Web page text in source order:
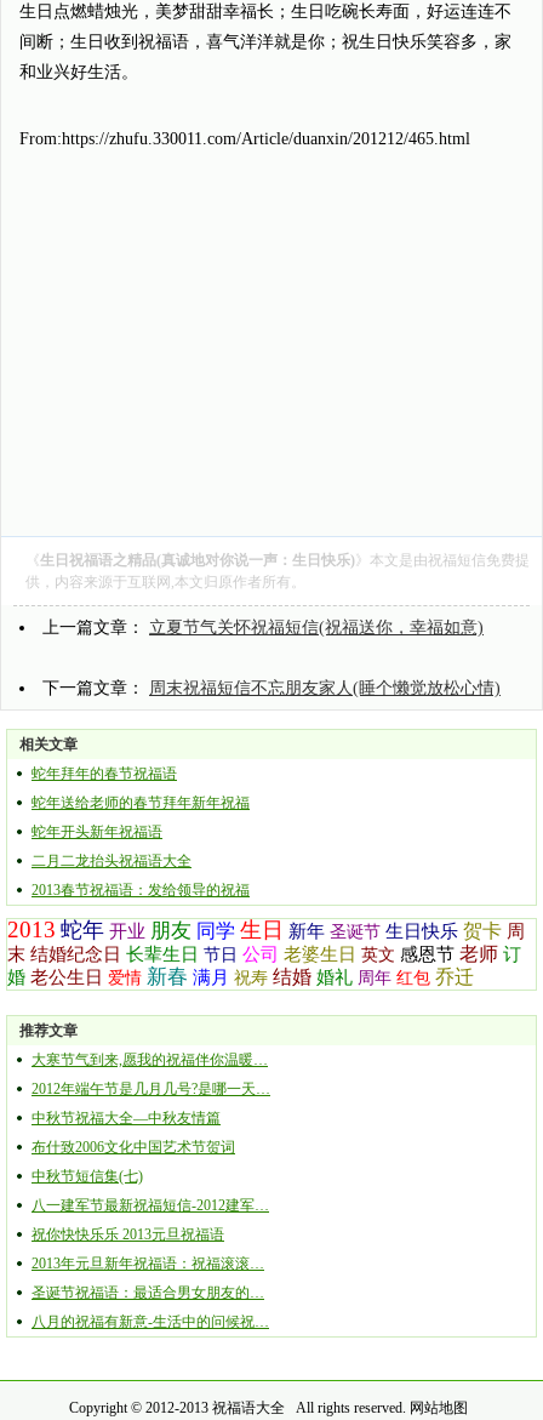
生日点燃蜡烛光，美梦甜甜幸福长；生日吃碗长寿面，好运连连不
间断；生日收到祝福语，喜气洋洋就是你；祝生日快乐笑容多，家
和业兴好生活。
From:https://zhufu.330011.com/Article/duanxin/201212/465.html
《生日祝福语之精品(真诚地对你说一声：生日快乐)》本文是由祝福短信免费提
供，内容来源于互联网,本文归原作者所有。
上一篇文章： 立夏节气关怀祝福短信(祝福送你，幸福如意)
下一篇文章： 周末祝福短信不忘朋友家人(睡个懒觉放松心情)
相关文章
蛇年拜年的春节祝福语
蛇年送给老师的春节拜年新年祝福
蛇年开头新年祝福语
二月二龙抬头祝福语大全
2013春节祝福语：发给领导的祝福
2013 蛇年 开业 朋友 同学 生日 新年 圣诞节 生日快乐 贺卡 周
末 结婚纪念日 长辈生日 节日 公司 老婆生日 英文 感恩节 老师 订
婚 老公生日 爱情 新春 满月 祝寿 结婚 婚礼 周年 红包 乔迁
推荐文章
大寒节气到来,愿我的祝福伴你温暖…
2012年端午节是几月几号?是哪一天…
中秋节祝福大全—中秋友情篇
布什致2006文化中国艺术节贺词
中秋节短信集(七)
八一建军节最新祝福短信-2012建军…
祝你快快乐乐 2013元旦祝福语
2013年元旦新年祝福语：祝福滚滚…
圣诞节祝福语：最适合男女朋友的…
八月的祝福有新意-生活中的问候祝…
Copyright © 2012-2013 祝福语大全All rights reserved. 网站地图